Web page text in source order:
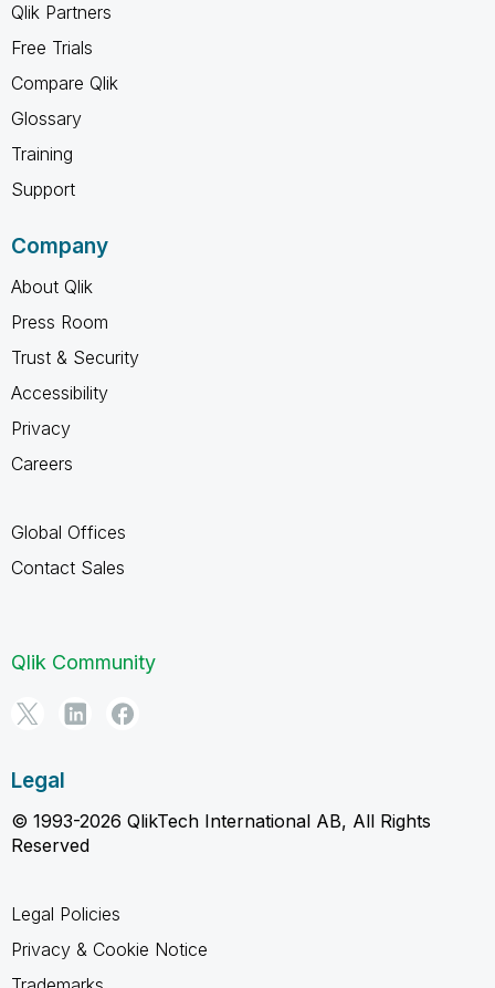
Qlik Partners
Free Trials
Compare Qlik
Glossary
Training
Support
Company
About Qlik
Press Room
Trust & Security
Accessibility
Privacy
Careers
Global Offices
Contact Sales
Qlik Community
Legal
© 1993-2026 QlikTech International AB, All Rights
Reserved
Legal Policies
Privacy & Cookie Notice